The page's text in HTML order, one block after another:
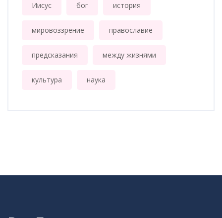
Иисус бог история
мировоззрение православие
предсказания между жизнями
культура наука